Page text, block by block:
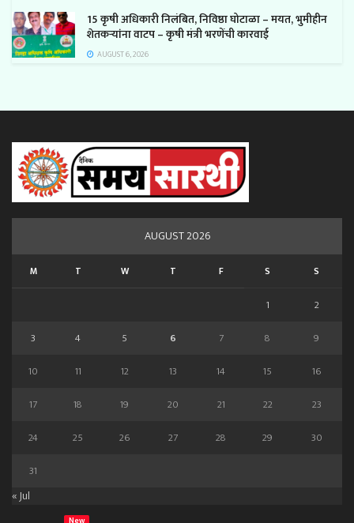
15 कृषी अधिकारी निलंबित, निविष्ठा घोटाळा – मयत, भुमीहीन
शेतकऱ्यांना वाटप – कृषी मंत्री भरणेंची कारवाई
AUGUST 6, 2026
AUGUST 2026
M T W T F S S
1
2
3
4 5 6 7 8
9
10
11 12 13 14 15
16
17
18 19 20 21 22
23
24
25 26 27 28 29
30
31
« Jul